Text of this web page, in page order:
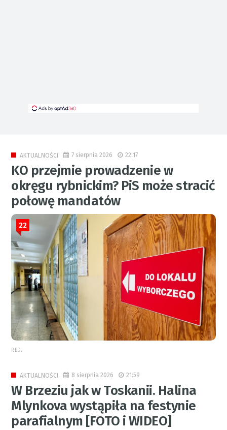
AKTUALNOŚCI 7 sierpnia 2026 22:17
KO przejmie prowadzenie w
okręgu rybnickim? PiS może stracić
połowę mandatów
22
RED.
AKTUALNOŚCI 8 sierpnia 2026 21:59
W Brzeziu jak w Toskanii. Halina
Mlynkova wystąpiła na festynie
parafialnym [FOTO i WIDEO]